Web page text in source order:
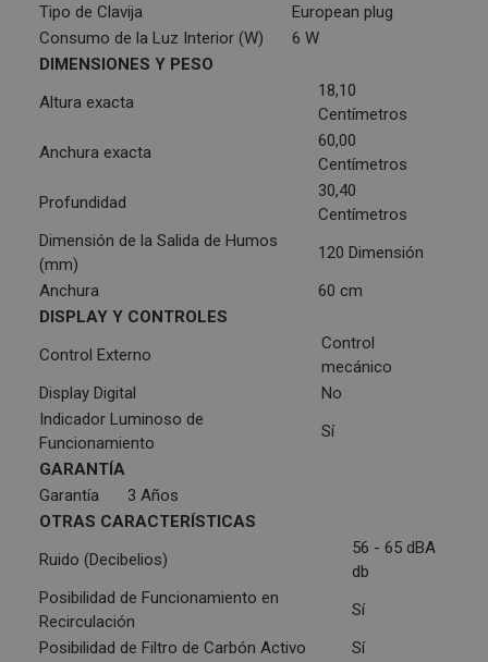
Tipo de Clavija
European plug
Consumo de la Luz Interior (W)
6 W
DIMENSIONES Y PESO
Altura exacta
18,10
Centímetros
Anchura exacta
60,00
Centímetros
Profundidad
30,40
Centímetros
Dimensión de la Salida de Humos
(mm)
120 Dimensión
Anchura
60 cm
DISPLAY Y CONTROLES
Control Externo
Control
mecánico
Display Digital
No
Indicador Luminoso de
Funcionamiento
Sí
GARANTÍA
Garantía
3 Años
OTRAS CARACTERÍSTICAS
Ruido (Decibelios)
56 - 65 dBA
db
Posibilidad de Funcionamiento en
Recirculación
Sí
Posibilidad de Filtro de Carbón Activo
Sí